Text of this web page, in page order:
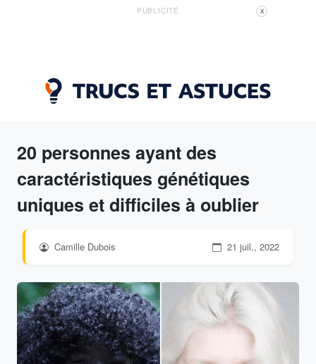
PUBLICITÉ X
20 personnes ayant des
caractéristiques génétiques
uniques et difficiles à oublier
Camille Dubois 21 juil., 2022